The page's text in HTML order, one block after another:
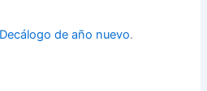
de año nuevo.